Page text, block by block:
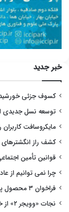
خبر جدید
کسوف جزئی خورشید ۱۲ اوت رخ
توسعه نسل جدیدی
مایکروسافت
کشف راز انگشترهای
قوانین تأمین
چرا نمی توانیم از
فراخوان ۳ محصول پزشکی و دارویی به دلیل خطرهای کیفی و ایمنی
نجات «وویجر ۲» از خاموشی؛ تدبیر ناسا برای حفظ کاوشگر ۴۸ ساله